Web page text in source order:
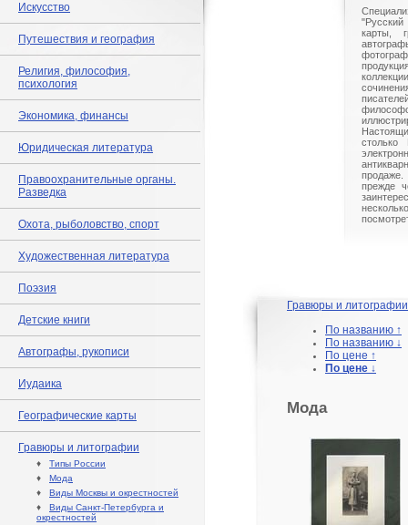
Искусство
Путешествия и география
Религия, философия,
психология
Экономика, финансы
Юридическая литература
Правоохранительные органы.
Разведка
Охота, рыболовство, спорт
Художественная литература
Поэзия
Детские книги
Автографы, рукописи
Иудаика
Географические карты
Гравюры и литографии
♦ Типы России
♦ Мода
♦ Виды Москвы и окрестностей
♦ Виды Санкт-Петербурга и
окрестностей
"Русский
карты,
столько
прежде
Гравюры и литографии
По названию ↑
По названию ↓
По цене ↑
По цене ↓
Мода